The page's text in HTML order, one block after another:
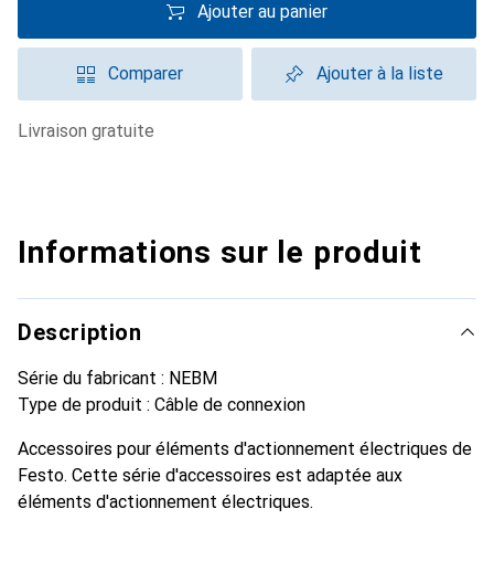
Ajouter au panier
Comparer Ajouter à la liste
livraison gratuite
Informations sur le produit
Description
Série du fabricant : NEBM
Type de produit : Câble de connexion
Accessoires pour éléments d'actionnement électriques de
Festo. Cette série d'accessoires est adaptée aux
éléments d'actionnement électriques.